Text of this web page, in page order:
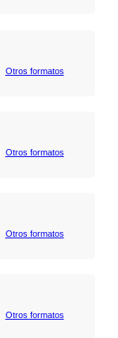
Otros formatos
Otros formatos
Otros formatos
Otros formatos